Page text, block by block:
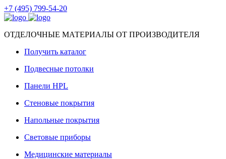
+7 (495) 799-54-20
ОТДЕЛОЧНЫЕ МАТЕРИАЛЫ ОТ ПРОИЗВОДИТЕЛЯ
Получить каталог
Подвесные потолки
Панели HPL
Стеновые покрытия
Напольные покрытия
Световые приборы
Медицинские материалы